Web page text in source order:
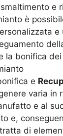
e
è
e
la bonifica
e
varia in
e al
e,
di